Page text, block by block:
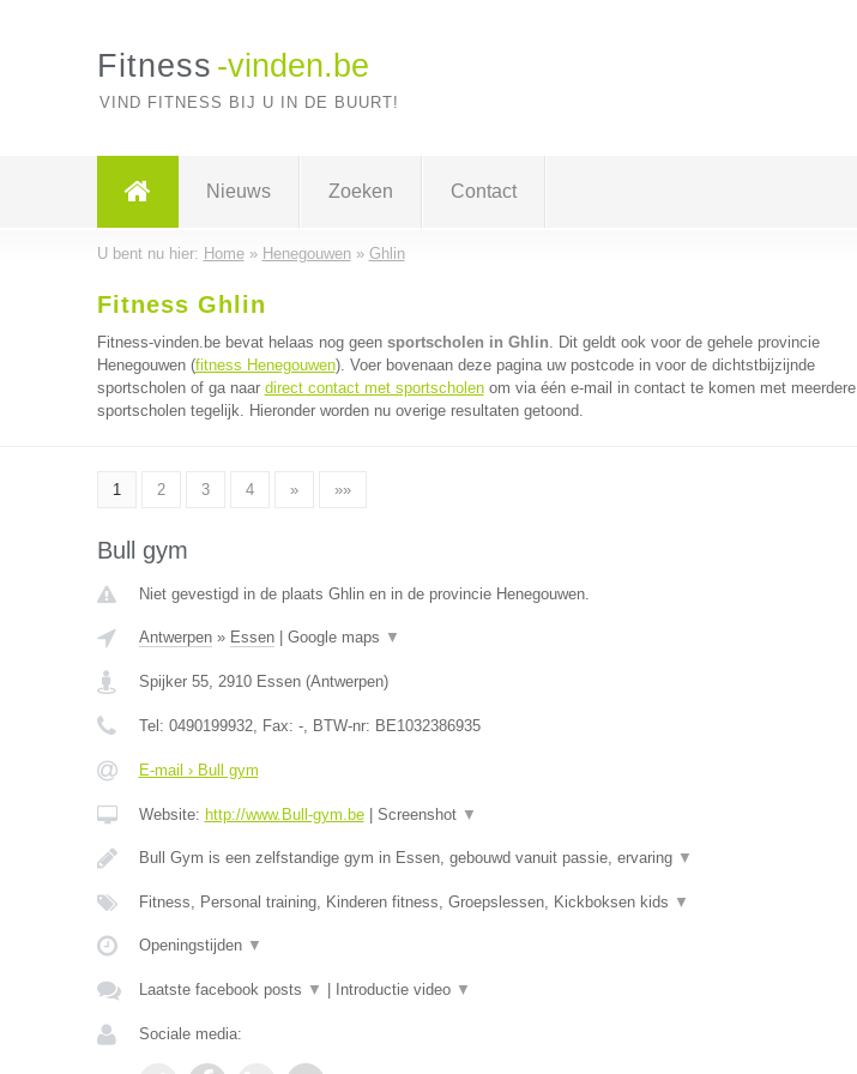
Fitness -vinden.be
VIND FITNESS BIJ U IN DE BUURT!
Nieuws Zoeken Contact
U bent nu hier: Home» Henegouwen» Ghlin
Fitness Ghlin
Fitness-vinden.be bevat helaas nog geen sportscholen in Ghlin. Dit geldt ook voor de gehele provincie
Henegouwen (fitness Henegouwen). Voer bovenaan deze pagina uw postcode in voor de dichtstbijzijnde
sportscholen of ga naar direct contact met sportscholenom via één e-mail in contact te komen met meerdere
sportscholen tegelijk. Hieronder worden nu overige resultaten getoond.
1 2 3 4 » »»
Bull gym
Niet gevestigd in de plaats Ghlin en in de provincie Henegouwen.
Antwerpen» Essen| Google maps ▼
Spijker 55, 2910 Essen(Antwerpen)
Tel: 0490199932, Fax: -, BTW-nr: BE1032386935
E-mail › Bull gym
Website: http://www.Bull-gym.be| Screenshot ▼
Bull Gym is een zelfstandige gym in Essen, gebouwd vanuit passie, ervaring ▼
Fitness, Personal training, Kinderen fitness, Groepslessen, Kickboksen kids ▼
Openingstijden ▼
Laatste facebook posts ▼ Introductie video ▼
Sociale media: